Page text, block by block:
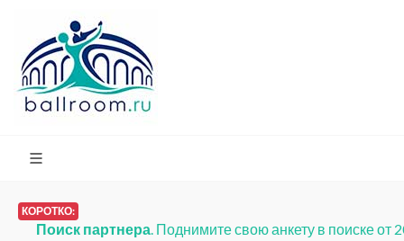
КОРОТКО:
Поиск партнера. Поднимите свою анкету в поиске от